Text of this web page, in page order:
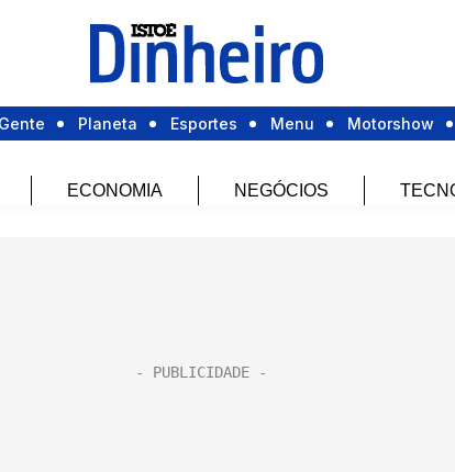
Gente Planeta Esportes Menu Motorshow
ECONOMIA NEGÓCIOS